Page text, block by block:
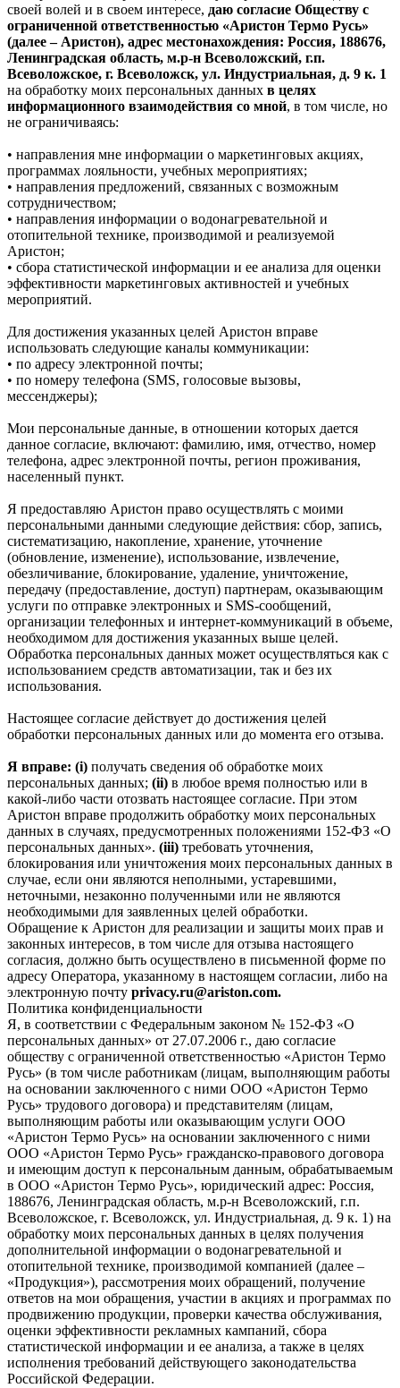
своей волей и в своем интересе, даю согласие Обществу с
ограниченной ответственностью «Аристон Термо Русь»
(далее – Аристон), адрес местонахождения: Россия, 188676,
Ленинградская область, м.р-н Всеволожский, г.п.
Всеволожское, г. Всеволожск, ул. Индустриальная, д. 9 к. 1
на обработку моих персональных данных в целях
информационного взаимодействия со мной, в том числе, но
не ограничиваясь:
• направления мне информации о маркетинговых акциях,
программах лояльности, учебных мероприятиях;
• направления предложений, связанных с возможным
сотрудничеством;
• направления информации о водонагревательной и
отопительной технике, производимой и реализуемой
Аристон;
• сбора статистической информации и ее анализа для оценки
эффективности маркетинговых активностей и учебных
мероприятий.
Для достижения указанных целей Аристон вправе
использовать следующие каналы коммуникации:
• по адресу электронной почты;
• по номеру телефона (SMS, голосовые вызовы,
мессенджеры);
Мои персональные данные, в отношении которых дается
данное согласие, включают: фамилию, имя, отчество, номер
телефона, адрес электронной почты, регион проживания,
населенный пункт.
Я предоставляю Аристон право осуществлять с моими
персональными данными следующие действия: сбор, запись,
систематизацию, накопление, хранение, уточнение
(обновление, изменение), использование, извлечение,
обезличивание, блокирование, удаление, уничтожение,
передачу (предоставление, доступ) партнерам, оказывающим
услуги по отправке электронных и SMS‑сообщений,
организации телефонных и интернет‑коммуникаций в объеме,
необходимом для достижения указанных выше целей.
Обработка персональных данных может осуществляться как с
использованием средств автоматизации, так и без их
использования.
Настоящее согласие действует до достижения целей
обработки персональных данных или до момента его отзыва.
Я вправе: (i) получать сведения об обработке моих
персональных данных; (ii) в любое время полностью или в
какой-либо части отозвать настоящее согласие. При этом
Аристон вправе продолжить обработку моих персональных
данных в случаях, предусмотренных положениями 152-ФЗ «О
персональных данных». (iii) требовать уточнения,
блокирования или уничтожения моих персональных данных в
случае, если они являются неполными, устаревшими,
неточными, незаконно полученными или не являются
необходимыми для заявленных целей обработки.
Обращение к Аристон для реализации и защиты моих прав и
законных интересов, в том числе для отзыва настоящего
согласия, должно быть осуществлено в письменной форме по
адресу Оператора, указанному в настоящем согласии, либо на
электронную почту privacy.ru@ariston.com.
Политика конфиденциальности
Я, в соответствии с Федеральным законом № 152-ФЗ «О
персональных данных» от 27.07.2006 г., даю согласие
обществу с ограниченной ответственностью «Аристон Термо
Русь» (в том числе работникам (лицам, выполняющим работы
на основании заключенного с ними ООО «Аристон Термо
Русь» трудового договора) и представителям (лицам,
выполняющим работы или оказывающим услуги ООО
«Аристон Термо Русь» на основании заключенного с ними
ООО «Аристон Термо Русь» гражданско-правового договора
и имеющим доступ к персональным данным, обрабатываемым
в ООО «Аристон Термо Русь», юридический адрес: Россия,
188676, Ленинградская область, м.р-н Всеволожский, г.п.
Всеволожское, г. Всеволожск, ул. Индустриальная, д. 9 к. 1) на
обработку моих персональных данных в целях получения
дополнительной информации о водонагревательной и
отопительной технике, производимой компанией (далее –
«Продукция»), рассмотрения моих обращений, получение
ответов на мои обращения, участии в акциях и программах по
продвижению продукции, проверки качества обслуживания,
оценки эффективности рекламных кампаний, сбора
статистической информации и ее анализа, а также в целях
исполнения требований действующего законодательства
Российской Федерации.